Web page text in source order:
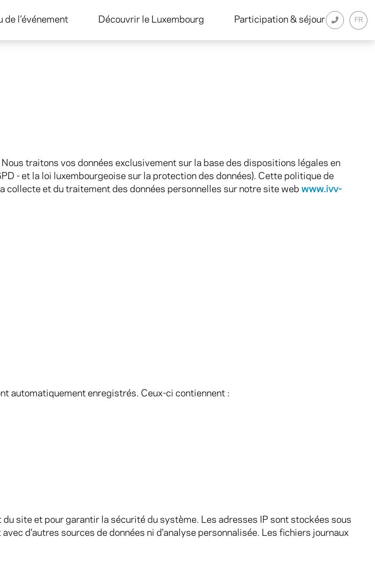
de l’événement Découvrir le Luxembourg Participation & séjour FR
traitons vos données exclusivement sur la base des dispositions légales en
- et la loi luxembourgeoise sur la protection des données). Cette politique de
et du traitement des données personnelles sur notre site web www.ivv-
automatiquement enregistrés. Ceux-ci contiennent :
site et pour garantir la sécurité du système. Les adresses IP sont stockées sous
d'autres sources de données ni d'analyse personnalisée. Les fichiers journaux